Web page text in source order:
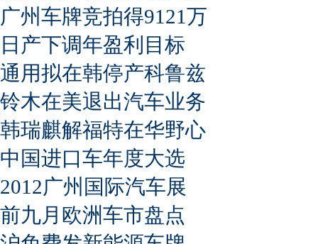
广州车牌竞拍得9121万
日产下调年盈利目标
通用拟在韩停产科鲁兹
铃木在美退出汽车业务
韩瑞麒解福特在华野心
中国进口车年度大选
2012广州国际汽车展
前九月欧洲车市盘点